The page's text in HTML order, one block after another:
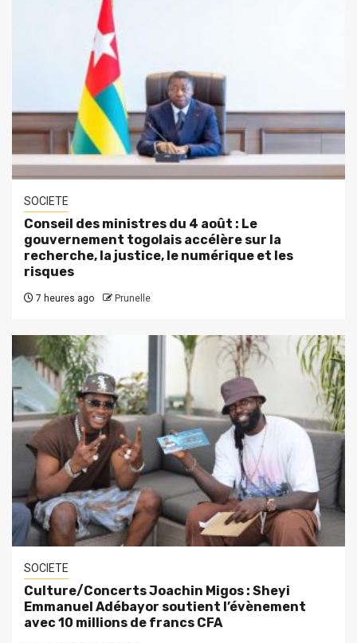
SOCIETE
Conseil des ministres du 4 août : Le
gouvernement togolais accélère sur la
recherche, la justice, le numérique et les
risques
7 heures ago Prunelle
SOCIETE
Culture/Concerts Joachin Migos : Sheyi
Emmanuel Adébayor soutient l’évènement
avec 10 millions de francs CFA